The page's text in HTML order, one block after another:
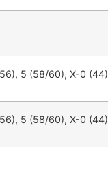
5 (58/60), X-0 (44)
5 (58/60), X-0 (44)